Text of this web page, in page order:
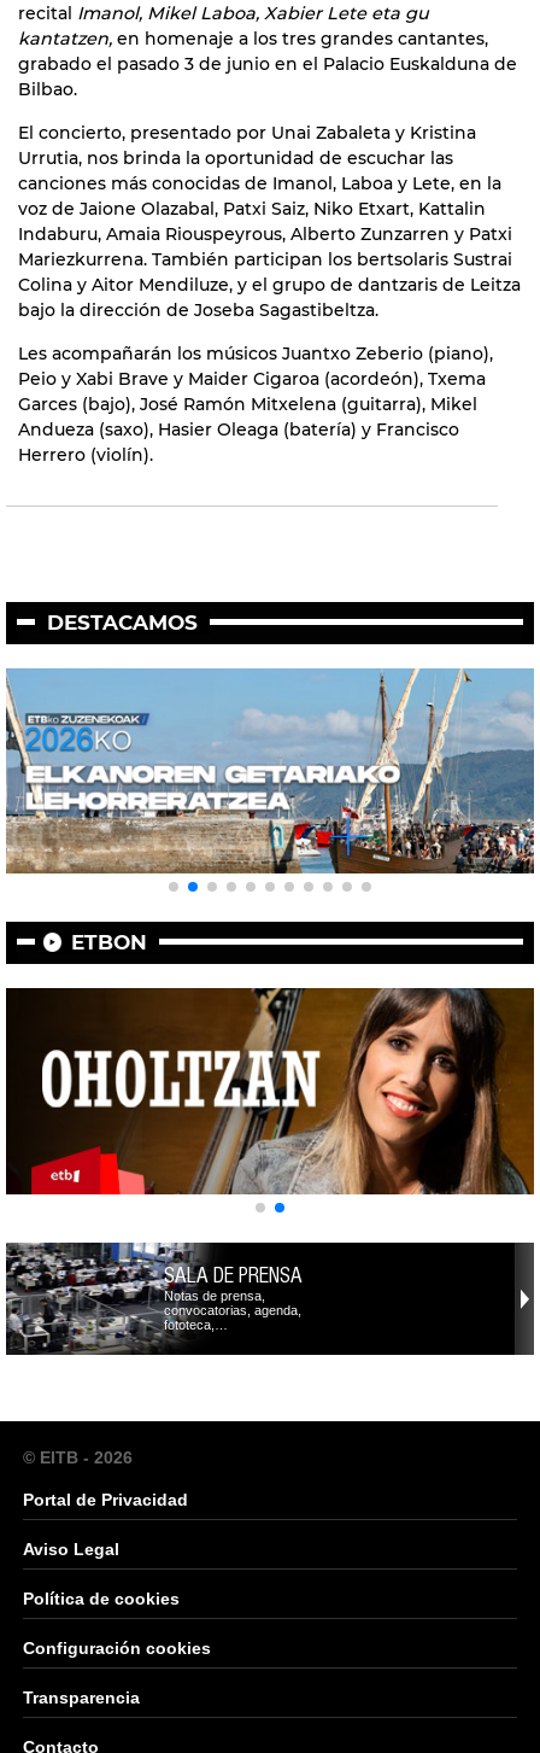
recital Imanol, Mikel Laboa, Xabier Lete eta gu
kantatzen, en homenaje a los tres grandes cantantes,
grabado el pasado 3 de junio en el Palacio Euskalduna de
Bilbao.
El concierto, presentado por Unai Zabaleta y Kristina
Urrutia, nos brinda la oportunidad de escuchar las
canciones más conocidas de Imanol, Laboa y Lete, en la
voz de Jaione Olazabal, Patxi Saiz, Niko Etxart, Kattalin
Indaburu, Amaia Riouspeyrous, Alberto Zunzarren y Patxi
Mariezkurrena. También participan los bertsolaris Sustrai
Colina y Aitor Mendiluze, y el grupo de dantzaris de Leitza
bajo la dirección de Joseba Sagastibeltza.
Les acompañarán los músicos Juantxo Zeberio (piano),
Peio y Xabi Brave y Maider Cigaroa (acordeón), Txema
Garces (bajo), José Ramón Mitxelena (guitarra), Mikel
Andueza (saxo), Hasier Oleaga (batería) y Francisco
Herrero (violín).
DESTACAMOS
ETBON
SALA DE PRENSA
Notas de prensa,
convocatorias, agenda,
fototeca,…
© EITB - 2026
Portal de Privacidad
Aviso Legal
Política de cookies
Configuración cookies
Transparencia
Contacto